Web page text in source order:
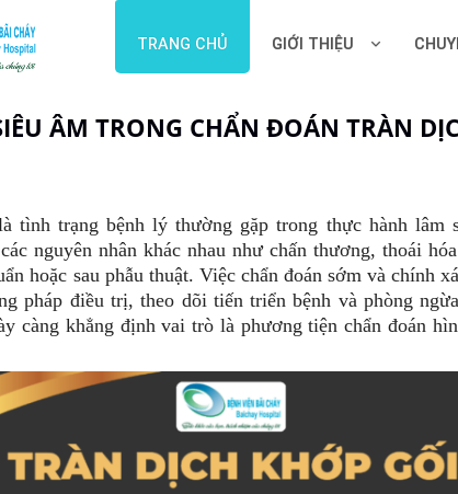
TRANG CHỦ GIỚI THIỆU
ÂM TRONG CHẨN ĐOÁN TRÀN
tình trạng bệnh lý thường gặp trong thực hành lâm
nguyên nhân khác nhau như chấn thương, thoái
hoặc sau phẫu thuật. Việc chẩn đoán sớm và chính
pháp điều trị, theo dõi tiến triển bệnh và phòng
càng khẳng định vai trò là phương tiện chẩn đoán